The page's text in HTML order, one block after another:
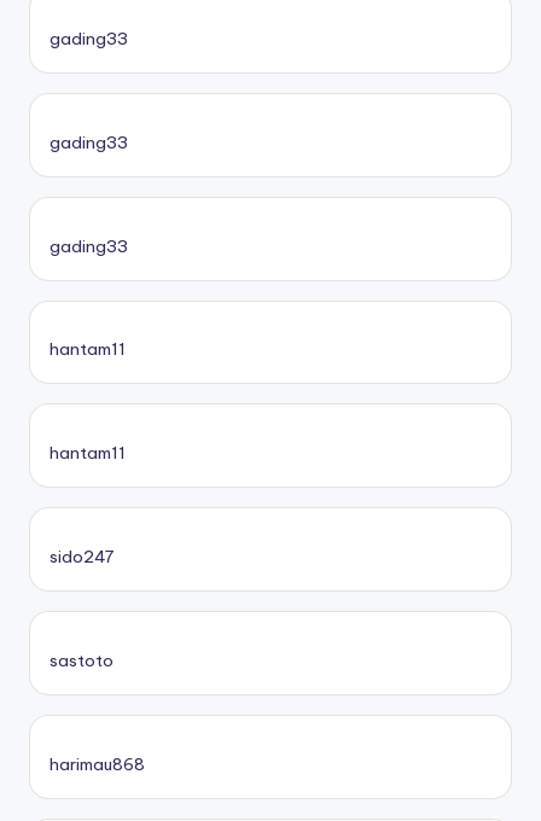
gading33
gading33
gading33
hantam11
hantam11
sido247
sastoto
harimau868